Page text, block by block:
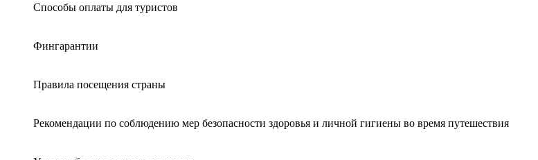
Способы оплаты для туристов
Фингарантии
Правила посещения страны
Рекомендации по соблюдению мер безопасности здоровья и личной гигиены во время путешествия